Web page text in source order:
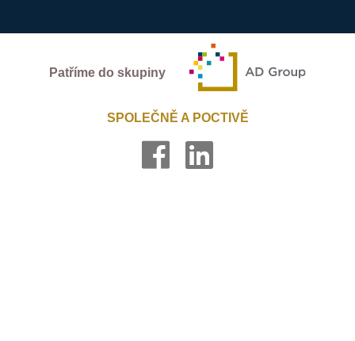
Patříme do skupiny
SPOLEČNĚ A POCTIVĚ